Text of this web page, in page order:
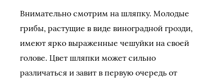
Внимательно смотрим на шляпку. Молодые
грибы, растущие в виде виноградной грозди,
имеют ярко выраженные чешуйки на своей
голове. Цвет шляпки может сильно
различаться и завит в первую очередь от